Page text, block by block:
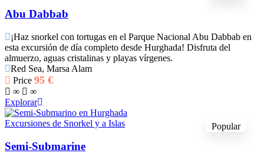
Abu Dabbab
¡Haz snorkel con tortugas en el Parque Nacional Abu Dabbab en
esta excursión de día completo desde Hurghada! Disfruta del
almuerzo, aguas cristalinas y playas vírgenes.
Red Sea, Marsa Alam
Price 95 €
∞
∞
Explorar
Popular
Excursiones de Snorkel y a Islas
Semi-Submarine